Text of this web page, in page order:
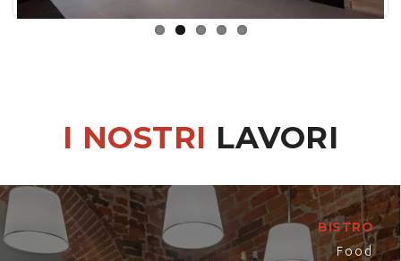
I NOSTRI LAVORI
BISTRÒ
Food